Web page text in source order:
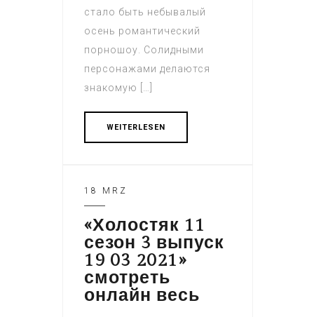
стало быть небывалый
осень романтический
порношоу. Солидными
персонажами делаются
знакомую […]
WEITERLESEN
18 MRZ
«Холостяк 11
сезон 3 выпуск
19 03 2021»
смотреть
онлайн весь